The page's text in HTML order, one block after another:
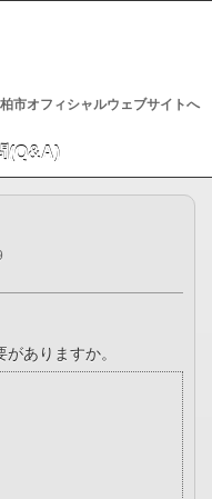
柏市オフィシャルウェブサイトへ
ありますか。